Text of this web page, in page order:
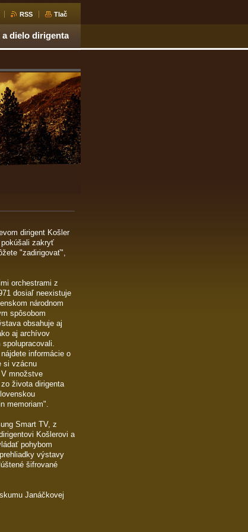
RSS Tlač
a dielo dirigenta
dirigent Košler
zakryť
"zadirigovať",
orchestrami z
dosiaľ neexistuje
národnom
spôsobom
obsahuje aj
aj archívov
informácie o
si vzácnu
množstve
života dirigenta
memoriam".
Smart TV, z
Košlerovi a
pohybom
výstavy
šifrované
Janáčkovej